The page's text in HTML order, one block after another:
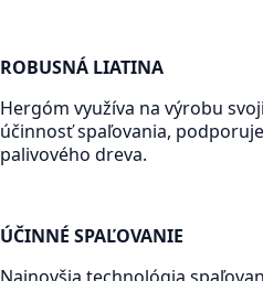
ROBUSNÁ LIATINA
Hergóm využíva na výrobu
účinnosť spaľovania,
palivového dreva.
ÚČINNÉ SPAĽOVANIE